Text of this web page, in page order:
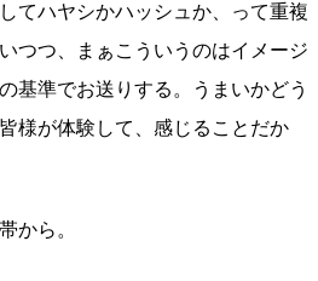
てハヤシかハッシュか、って重複
つつ、まぁこういうのはイメージ
基準でお送りする。うまいかどう
様が体験して、感じることだか
から。